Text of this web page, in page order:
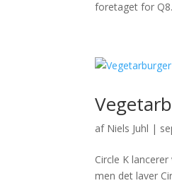
foretaget for
af Niels Juhl |
Circle K
men det laver